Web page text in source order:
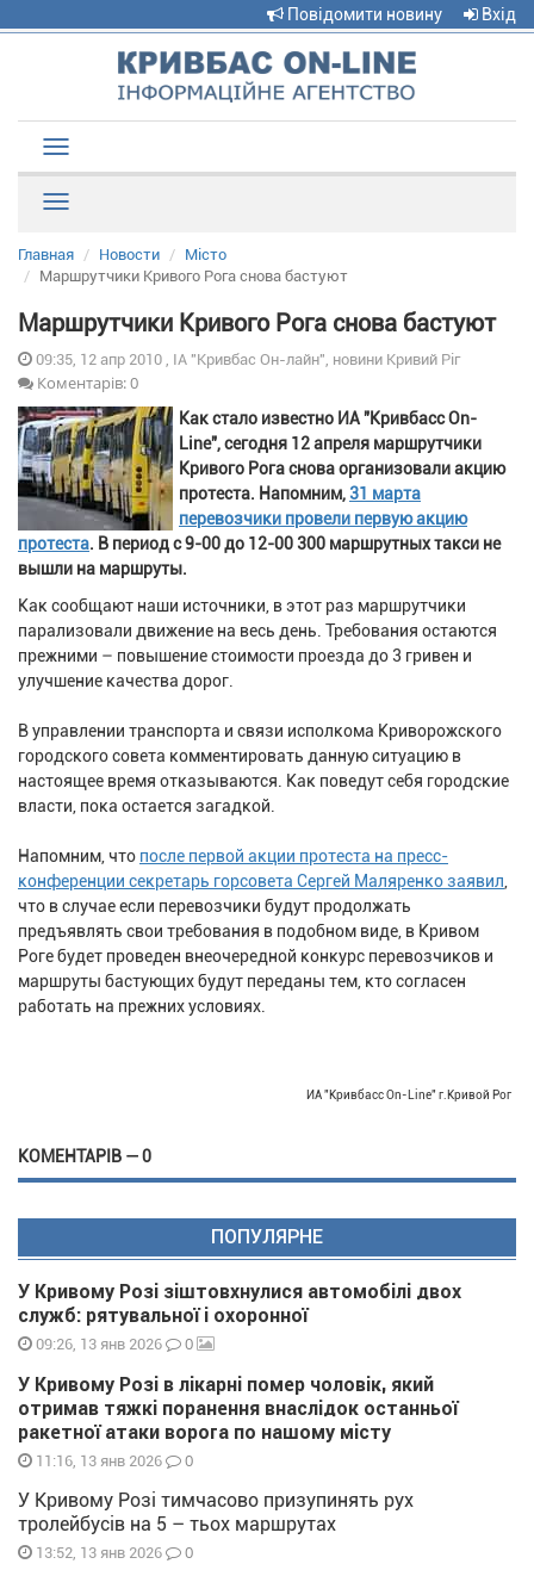
Повідомити новину Вхід
navigation
Главная Новости
Місто
Маршрутчики Кривого Рога снова бастуют
Маршрутчики Кривого Рога снова бастуют
09:35, 12 апр 2010 , ІА "Кривбас Он-лайн", новини Кривий Ріг
Коментарів: 0
Как стало известно ИА "Кривбасс On-
Line", сегодня 12 апреля маршрутчики
Кривого Рога снова организовали акцию
протеста. Напомним, 31 марта
перевозчики провели первую акцию
протеста. В период с 9-00 до 12-00 300 маршрутных такси не
вышли на маршруты.
Как сообщают наши источники, в этот раз маршрутчики
парализовали движение на весь день. Требования остаются
прежними – повышение стоимости проезда до 3 гривен и
улучшение качества дорог.
В управлении транспорта и связи исполкома Криворожского
городского совета комментировать данную ситуацию в
настоящее время отказываются. Как поведут себя городские
власти, пока остается загадкой.
Напомним, что после первой акции протеста на пресс-
конференции секретарь горсовета Сергей Маляренко заявил,
что в случае если перевозчики будут продолжать
предъявлять свои требования в подобном виде, в Кривом
Роге будет проведен внеочередной конкурс перевозчиков и
маршруты бастующих будут переданы тем, кто согласен
работать на прежних условиях.
ИА "Кривбасс On-Line" г.Кривой Рог
КОМЕНТАРІВ — 0
ПОПУЛЯРНЕ
У Кривому Розі зіштовхнулися автомобілі двох
служб: рятувальної і охоронної
09:26, 13 янв 2026 0
У Кривому Розі в лікарні помер чоловік, який
отримав тяжкі поранення внаслідок останньої
ракетної атаки ворога по нашому місту
11:16, 13 янв 2026 0
У Кривому Розі тимчасово призупинять рух
тролейбусів на 5 – тьох маршрутах
13:52, 13 янв 2026 0